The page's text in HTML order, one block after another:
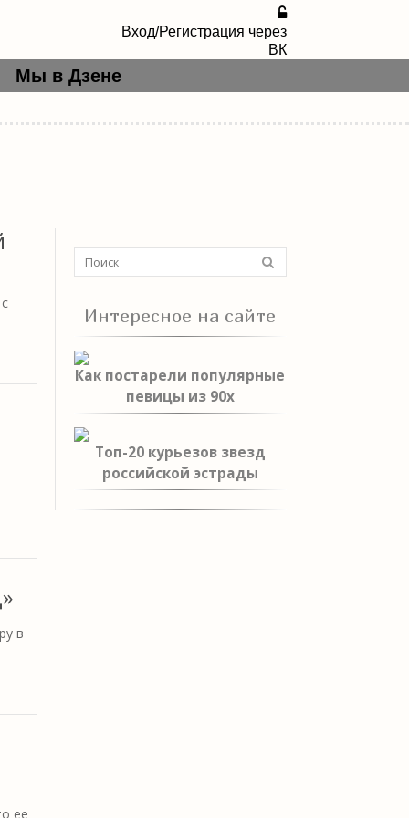
Вход/Регистрация через
ВК
Мы в Дзене
в
ее
Интересное на сайте
Как постарели популярные
певицы из 90х
Топ-20 курьезов звезд
российской эстрады